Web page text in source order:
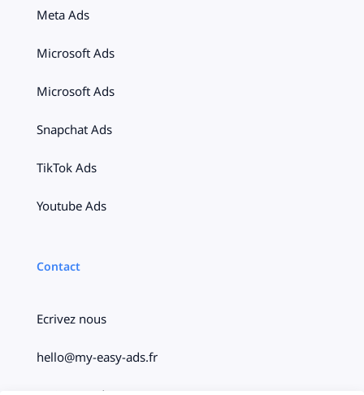
Meta Ads
Microsoft Ads
Microsoft Ads
Snapchat Ads
TikTok Ads
Youtube Ads
Contact
Ecrivez nous
hello@my-easy-ads.fr